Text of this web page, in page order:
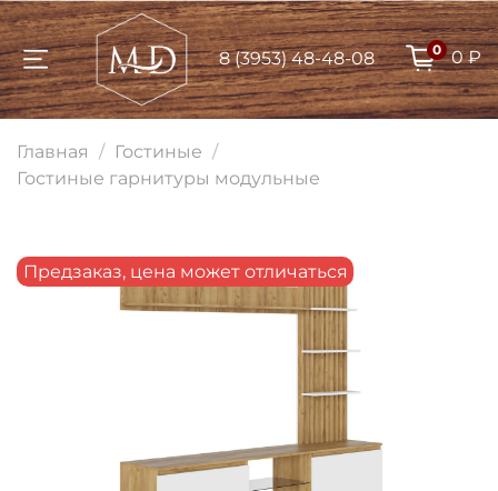
8 (3953) 48-48-08 0 0 ₽
Главная
Гостиные
Гостиные гарнитуры модульные
Предзаказ, цена может отличаться
Для клиентов всех банков
Разбейте